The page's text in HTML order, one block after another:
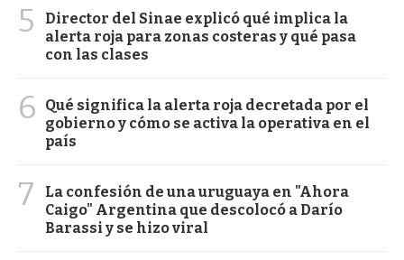
5
Director del Sinae explicó qué implica la
alerta roja para zonas costeras y qué pasa
con las clases
6
Qué significa la alerta roja decretada por el
gobierno y cómo se activa la operativa en el
país
7
La confesión de una uruguaya en "Ahora
Caigo" Argentina que descolocó a Darío
Barassi y se hizo viral